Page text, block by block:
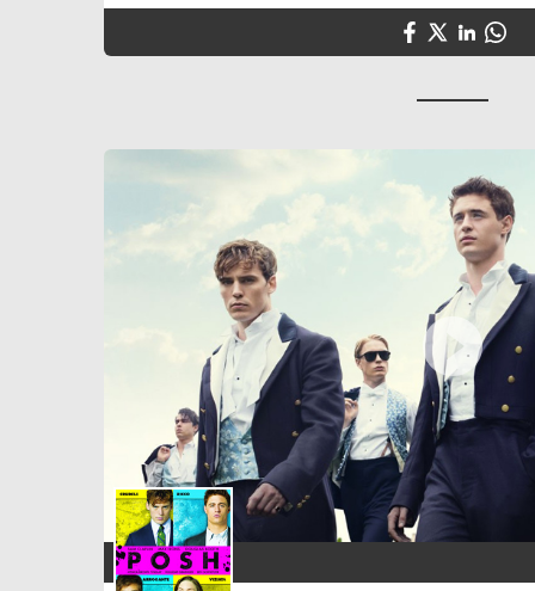
